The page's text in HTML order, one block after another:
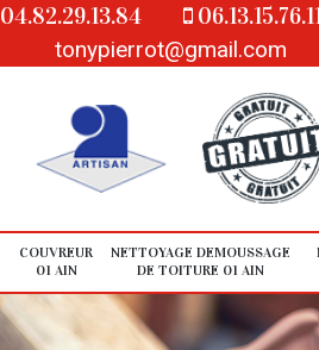
04.82.29.13.84
tonypierrot@gmail.com
COUVREUR
01 AIN
NETTOYAGE DEMOUSSAGE
DE TOITURE 01 AIN